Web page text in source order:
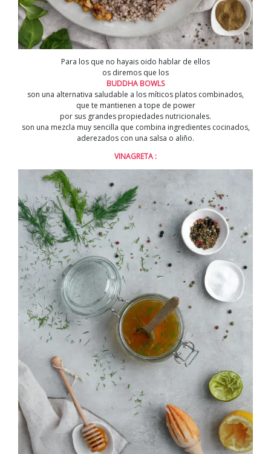
Para los que no hayais oido hablar de ellos
os diremos que los
BUDDHA BOWLS
son una alternativa saludable a los míticos platos combinados,
que te mantienen a tope de power
por sus grandes propiedades nutricionales.
son una mezcla muy sencilla que combina ingredientes cocinados,
aderezados con una salsa o aliño.
VINAGRETA :